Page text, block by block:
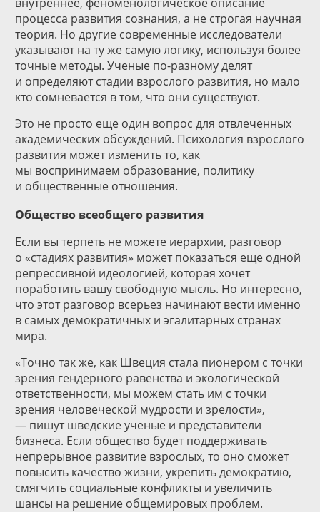
процесса развития сознания, а не строгая научная
теория. Но другие современные исследователи
указывают на ту же самую логику, используя более
точные методы. Ученые по-разному делят
и определяют стадии взрослого развития, но мало
кто сомневается в том, что они существуют.
Это не просто еще один вопрос для отвлеченных
академических обсуждений. Психология взрослого
развития может изменить то, как
мы воспринимаем образование, политику
и общественные отношения.
Общество всеобщего развития
Если вы терпеть не можете иерархии, разговор
о «стадиях развития» может показаться еще одной
репрессивной идеологией, которая хочет
поработить вашу свободную мысль. Но интересно,
что этот разговор всерьез начинают вести именно
в самых демократичных и эгалитарных странах
мира.
«Точно так же, как Швеция стала пионером с точки
зрения гендерного равенства и экологической
ответственности, мы можем стать им с точки
зрения человеческой мудрости и зрелости»,
— пишут шведские ученые и представители
бизнеса. Если общество будет поддерживать
непрерывное развитие взрослых, то оно сможет
повысить качество жизни, укрепить демократию,
смягчить социальные конфликты и увеличить
шансы на решение общемировых проблем.